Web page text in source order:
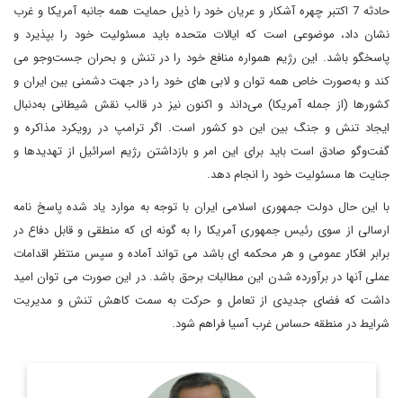
حادثه 7 اکتبر چهره آشکار و عریان خود را ذیل حمایت همه جانبه آمریکا و غرب
نشان داد، موضوعی است که ایالات متحده باید مسئولیت خود را بپذیرد و
پاسخگو باشد. این رژیم همواره منافع خود را در تنش و بحران جست‌وجو می
کند و به‌صورت خاص همه توان و لابی های خود را در جهت دشمنی بین ایران و
کشورها (از جمله آمریکا) می‌داند و اکنون نیز در قالب نقش شیطانی به‌دنبال
ایجاد تنش و جنگ بین این دو کشور است. اگر ترامپ در رویکرد مذاکره و
گفت‌وگو صادق است باید برای این امر و بازداشتن رژیم اسرائیل از تهدیدها و
جنایت ها مسئولیت خود را انجام دهد.
با این حال دولت جمهوری اسلامی ایران با توجه به موارد یاد شده پاسخ نامه
ارسالی از سوی رئیس جمهوری آمریکا را به گونه ای که منطقی و قابل دفاع در
برابر افکار عمومی و هر محکمه ای باشد می تواند آماده و سپس منتظر اقدامات
عملی آنها در برآورده شدن این مطالبات برحق باشد. در این صورت می توان امید
داشت که فضای جدیدی از تعامل و حرکت به سمت کاهش تنش و مدیریت
شرایط در منطقه حساس غرب آسیا فراهم شود.